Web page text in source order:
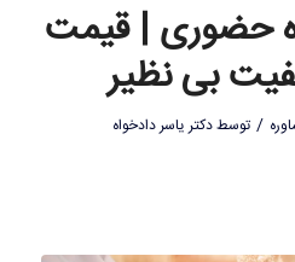
حضوری | قیمت
بی نظیر
/ توسطدکتر یاسر دادخواه